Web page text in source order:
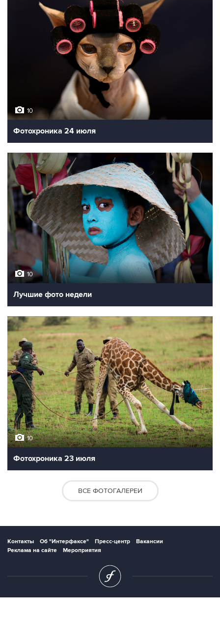
10
Фотохроника 24 июля
10
Лучшие фото недели
10
Фотохроника 23 июля
ВСЕ ФОТОГАЛЕРЕИ
Контакты Об "Интерфаксе" Пресс-центр
Вакансии
Реклама на сайте
Мероприятия